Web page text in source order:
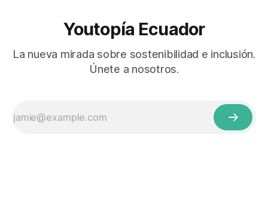
Youtopía Ecuador
La nueva mirada sobre sostenibilidad e inclusión.
Únete a nosotros.